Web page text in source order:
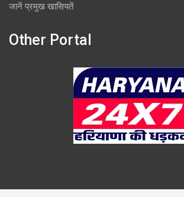
जानें प्रमुख खासियतें
Other Portal